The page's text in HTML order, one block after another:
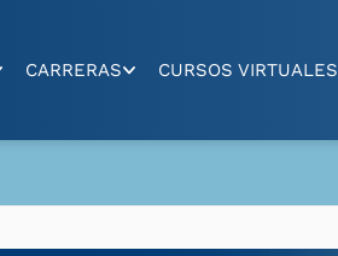
CARRERAS CURSOS VIRTUALES